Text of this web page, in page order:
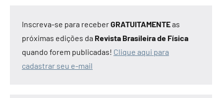
Inscreva-se para receberGRATUITAMENTEas
próximas edições da Revista Brasileira de Física
quando forem publicadas! Clique aqui para
cadastrar seu e-mail